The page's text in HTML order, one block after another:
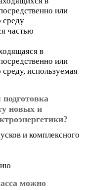
или
частью
в
или
используемая
новых и
и комплексного
можно